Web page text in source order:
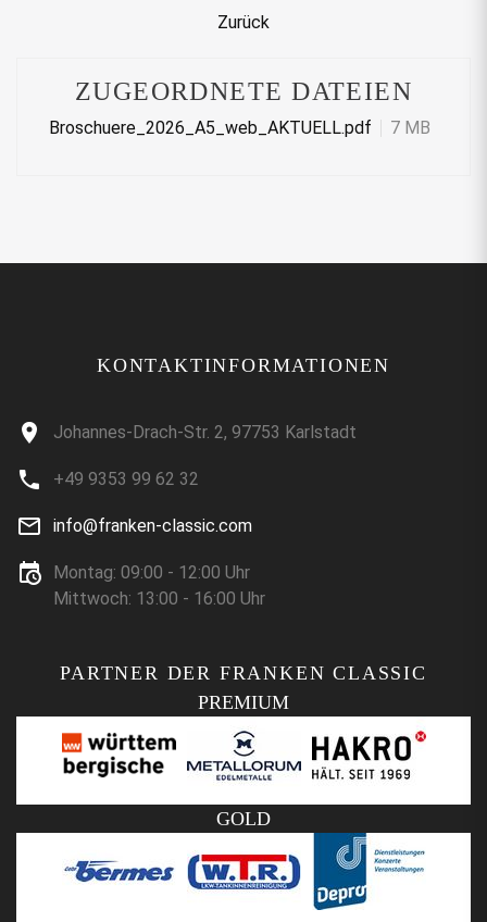
Zurück
ZUGEORDNETE DATEIEN
Broschuere_2026_A5_web_AKTUELL.pdf 7 MB
KONTAKTINFORMATIONEN
Johannes-Drach-Str. 2, 97753 Karlstadt
+49 9353 99 62 32
info@franken-classic.com
Montag: 09:00 - 12:00 Uhr
Mittwoch: 13:00 - 16:00 Uhr
PARTNER DER FRANKEN CLASSIC
PREMIUM
GOLD